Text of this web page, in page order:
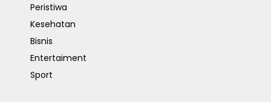
Peristiwa
Kesehatan
Bisnis
Entertaiment
Sport